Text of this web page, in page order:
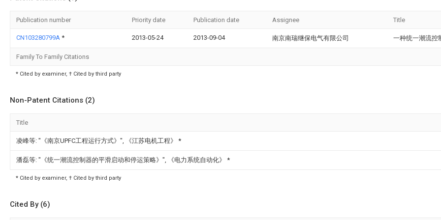
Publication number Priority date Publication date Assignee Title
CN103280799A * 2013-05-24 2013-09-04 南京南瑞继保电气有限公司 一种统一潮流控
Family To Family Citations
* Cited by examiner, † Cited by third party
Non-Patent Citations (2)
Title
凌峰等: "《南京UPFC工程运行方式》", 《江苏电机工程》 *
潘磊等: "《统一潮流控制器的平滑启动和停运策略》", 《电力系统自动化》 *
* Cited by examiner, † Cited by third party
Cited By (6)